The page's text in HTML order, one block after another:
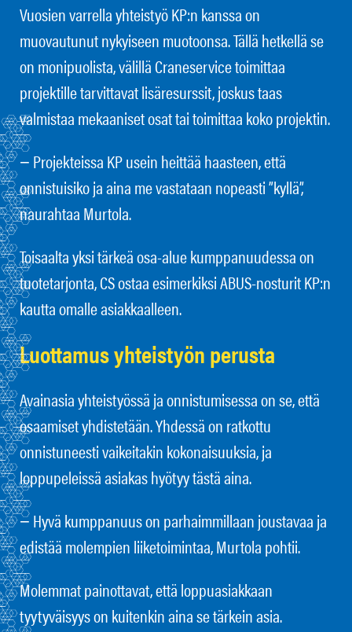
Vuosien varrella yhteistyö KP:n kanssa on
muovautunut nykyiseen muotoonsa. Tällä hetkellä se
on monipuolista, välillä Craneservice toimittaa
projektille tarvittavat lisäresurssit, joskus taas
valmistaa mekaaniset osat tai toimittaa koko projektin.
− Projekteissa KP usein heittää haasteen, että
onnistuisiko ja aina me vastataan nopeasti ”kyllä”,
naurahtaa Murtola.
Toisaalta yksi tärkeä osa-alue kumppanuudessa on
tuotetarjonta, CS ostaa esimerkiksi ABUS-nosturit KP:n
kautta omalle asiakkaalleen.
Luottamus yhteistyön perusta
Avainasia yhteistyössä ja onnistumisessa on se, että
osaamiset yhdistetään. Yhdessä on ratkottu
onnistuneesti vaikeitakin kokonaisuuksia, ja
loppupeleissä asiakas hyötyy tästä aina.
− Hyvä kumppanuus on parhaimmillaan joustavaa ja
edistää molempien liiketoimintaa, Murtola pohtii.
Molemmat painottavat, että loppuasiakkaan
tyytyväisyys on kuitenkin aina se tärkein asia.